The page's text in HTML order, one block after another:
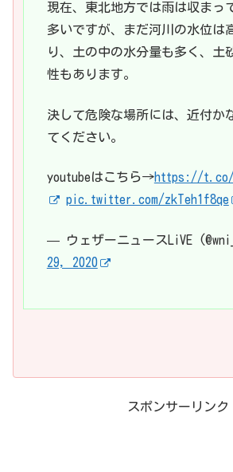
現在、東北地方では雨は収まっ
多いですが、まだ河川の水位は
り、土の中の水分量も多く、土
性もあります。
決して危険な場所には、近付か
てください。
youtubeはこちら→https://t.co/
pic.twitter.com/zkTeh1f8qe
— ウェザーニュースLiVE
29, 2020
スポンサーリンク